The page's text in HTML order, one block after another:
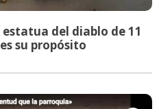
del diablo de 11
su propósito